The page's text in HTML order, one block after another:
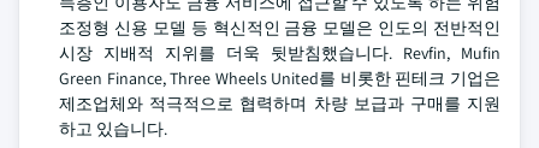
조정형 신용 모델 등 혁신적인 금융 모델은 인도의 전반적인
시장 지배적 지위를 더욱 뒷받침했습니다. Revfin, Mufin
Green Finance, Three Wheels United를 비롯한 핀테크 기업은
제조업체와 적극적으로 협력하며 차량 보급과 구매를 지원
하고 있습니다.